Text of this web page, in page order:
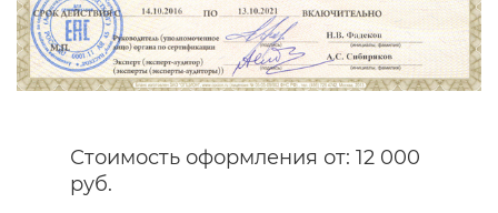
Стоимость оформления от: 12 000
руб.
Сертификация спортивных
товаров
Сертификация электротехники